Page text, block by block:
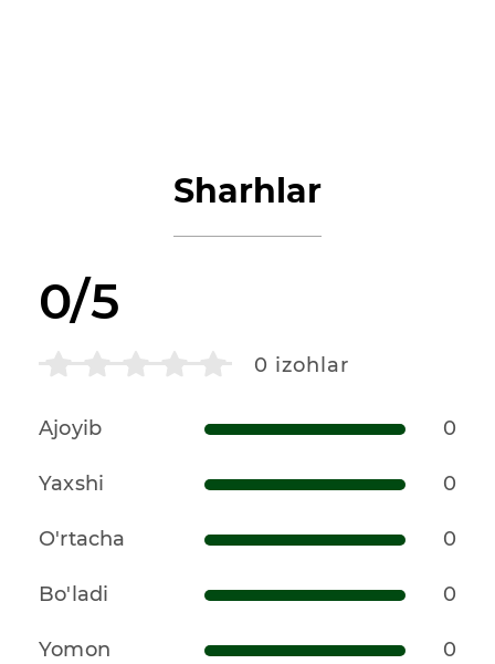
Sharhlar
0/5
0 izohlar
Ajoyib 0
Yaxshi 0
O'rtacha 0
Bo'ladi 0
Yomon 0